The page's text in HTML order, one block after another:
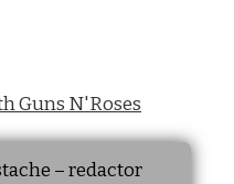
GUNS
N’ROSES
– redactor